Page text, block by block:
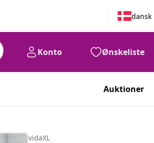
dansk
Konto Ønskeliste
Auktioner
vidaXL